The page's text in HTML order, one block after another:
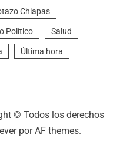
Chiapas
Político Salud
Última hora
© Todos los derechos
por AF themes.